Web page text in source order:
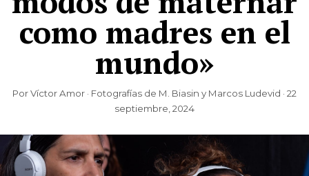
como madres en el
mundo»
Por Víctor Amor · Fotografías de M. Biasin y Marcos Ludevid · 22
septiembre, 2024